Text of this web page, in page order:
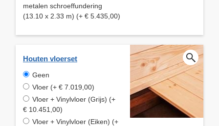
metalen schroeffundering
(13.10 x 2.33 m) (+ € 5.435,00)
Houten vloerset
Geen
Vloer (+ € 7.019,00)
Vloer + Vinylvloer (Grijs) (+
€ 10.451,00)
Vloer + Vinylvloer (Eiken) (+